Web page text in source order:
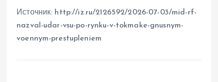
Источник: http://iz.ru/2126592/2026-07-03/mid-rf-
nazval-udar-vsu-po-rynku-v-tokmake-gnusnym-
voennym-prestupleniem